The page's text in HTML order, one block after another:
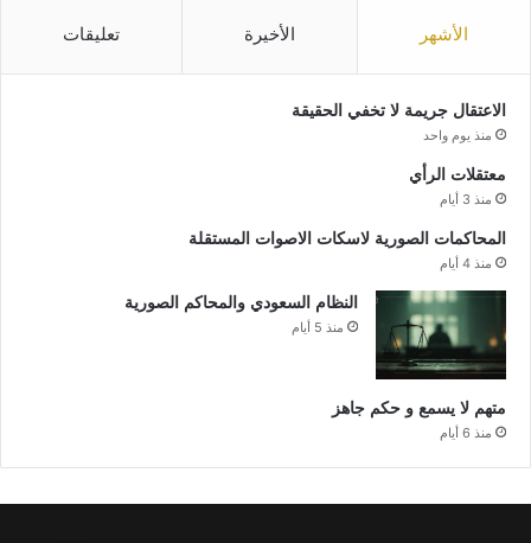
الأشهر الأخيرة تعليقات
الاعتقال جريمة لا تخفي الحقيقة
منذ يوم واحد
معتقلات الرأي
منذ 3 أيام
المحاكمات الصورية لاسكات الاصوات المستقلة
منذ 4 أيام
النظام السعودي والمحاكم الصورية
منذ 5 أيام
متهم لا يسمع و حكم جاهز
منذ 6 أيام